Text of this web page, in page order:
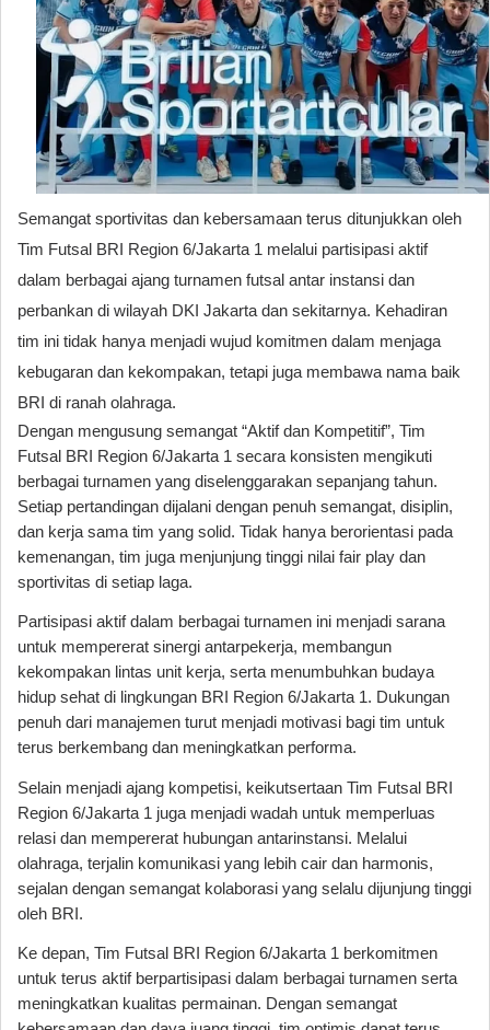
Semangat sportivitas dan kebersamaan terus ditunjukkan oleh
Tim Futsal BRI Region 6/Jakarta 1 melalui partisipasi aktif
dalam berbagai ajang turnamen futsal antar instansi dan
perbankan di wilayah DKI Jakarta dan sekitarnya. Kehadiran
tim ini tidak hanya menjadi wujud komitmen dalam menjaga
kebugaran dan kekompakan, tetapi juga membawa nama baik
BRI di ranah olahraga.
Dengan mengusung semangat “Aktif dan Kompetitif”, Tim
Futsal BRI Region 6/Jakarta 1 secara konsisten mengikuti
berbagai turnamen yang diselenggarakan sepanjang tahun.
Setiap pertandingan dijalani dengan penuh semangat, disiplin,
dan kerja sama tim yang solid. Tidak hanya berorientasi pada
kemenangan, tim juga menjunjung tinggi nilai fair play dan
sportivitas di setiap laga.
Partisipasi aktif dalam berbagai turnamen ini menjadi sarana
untuk mempererat sinergi antarpekerja, membangun
kekompakan lintas unit kerja, serta menumbuhkan budaya
hidup sehat di lingkungan BRI Region 6/Jakarta 1. Dukungan
penuh dari manajemen turut menjadi motivasi bagi tim untuk
terus berkembang dan meningkatkan performa.
Selain menjadi ajang kompetisi, keikutsertaan Tim Futsal BRI
Region 6/Jakarta 1 juga menjadi wadah untuk memperluas
relasi dan mempererat hubungan antarinstansi. Melalui
olahraga, terjalin komunikasi yang lebih cair dan harmonis,
sejalan dengan semangat kolaborasi yang selalu dijunjung tinggi
oleh BRI.
Ke depan, Tim Futsal BRI Region 6/Jakarta 1 berkomitmen
untuk terus aktif berpartisipasi dalam berbagai turnamen serta
meningkatkan kualitas permainan. Dengan semangat